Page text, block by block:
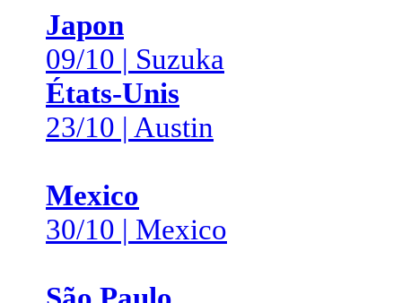
Japon
09/10 | Suzuka
États-Unis
23/10 | Austin
Mexico
30/10 | Mexico